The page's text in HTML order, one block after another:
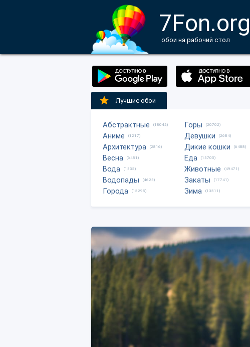
7Fon.org
обои на рабочий стол
Лучшие обои
Абстрактные (18042)
Аниме (1217)
Архитектура (2816)
Весна (6481)
Вода (1335)
Водопады (4623)
Города (15295)
Горы (20702)
Девушки (2684)
Дикие кошки (6488)
Еда (13705)
Животные (49471)
Закаты (17741)
Зима (13511)